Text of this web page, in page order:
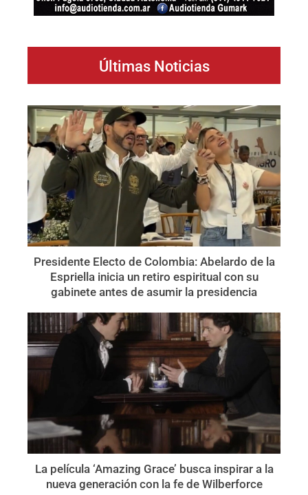
Últimas Noticias
Presidente Electo de Colombia: Abelardo de la
Espriella inicia un retiro espiritual con su
gabinete antes de asumir la presidencia
La película ‘Amazing Grace’ busca inspirar a la
nueva generación con la fe de Wilberforce